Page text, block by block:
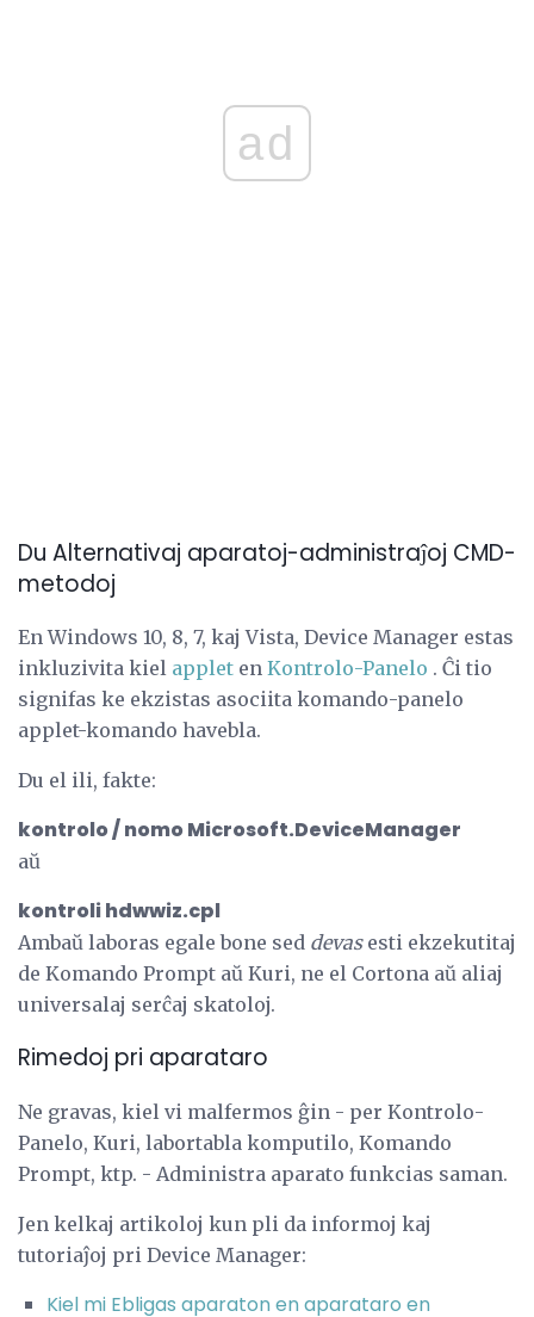
ad
Du Alternativaj aparatoj-administraĵoj CMD-
metodoj
En Windows 10, 8, 7, kaj Vista, Device Manager estas
inkluzivita kiel applet en Kontrolo-Panelo . Ĉi tio
signifas ke ekzistas asociita komando-panelo
applet-komando havebla.
Du el ili, fakte:
kontrolo / nomo Microsoft.DeviceManager
aŭ
kontroli hdwwiz.cpl
Ambaŭ laboras egale bone sed devasesti ekzekutitaj
de Komando Prompt aŭ Kuri, ne el Cortona aŭ aliaj
universalaj serĉaj skatoloj.
Rimedoj pri aparataro
Ne gravas, kiel vi malfermos ĝin - per Kontrolo-
Panelo, Kuri, labortabla komputilo, Komando
Prompt, ktp. - Administra aparato funkcias saman.
Jen kelkaj artikoloj kun pli da informoj kaj
tutoriaĵoj pri Device Manager:
Kiel mi Ebligas aparaton en aparataro en